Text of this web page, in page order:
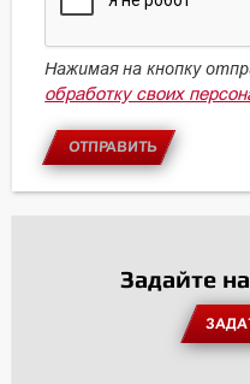
Нажимая на кнопку
обработку своих
ОТПРАВИТЬ
Задайте